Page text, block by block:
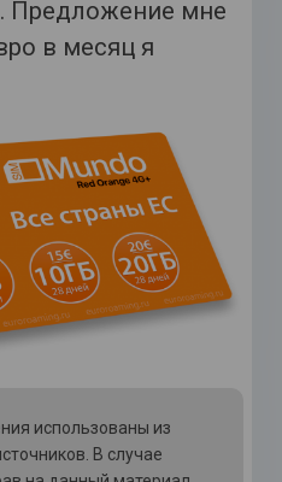
. Предложение мне
в месяц я
использованы из
В случае